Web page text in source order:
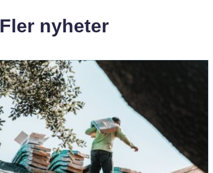
Fler nyheter